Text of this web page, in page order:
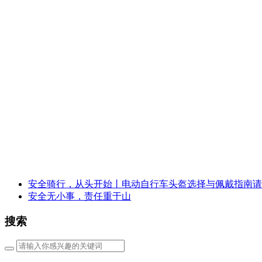
安全骑行，从头开始丨电动自行车头盔选择与佩戴指南
安全无小事，责任重于山
搜索